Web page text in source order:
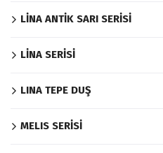
LİNA ANTİK SARI SERİSİ
LİNA SERİSİ
LINA TEPE DUŞ
MELIS SERİSİ